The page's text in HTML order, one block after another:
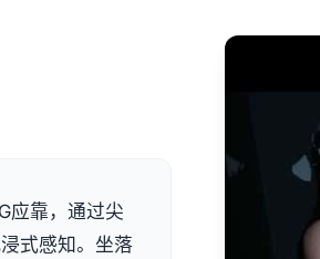
应靠，通过尖
式感知。坐落